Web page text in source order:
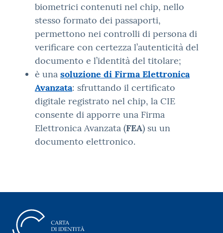
biometrici contenuti nel chip, nello
stesso formato dei passaporti,
permettono nei controlli di persona di
verificare con certezza l’autenticità del
documento e l’identità del titolare;
è una soluzione di Firma Elettronica
Avanzata: sfruttando il certificato
digitale registrato nel chip, la CIE
consente di apporre una Firma
Elettronica Avanzata (FEA) su un
documento elettronico.